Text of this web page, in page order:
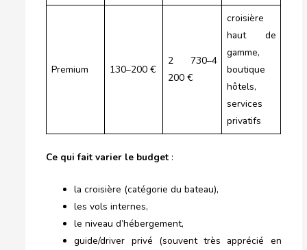
Premium 130–200 €
2 730–4
200 €
croisière
haut de
gamme,
boutique
hôtels,
services
privatifs
Ce qui fait varier le budget :
la croisière (catégorie du bateau),
les vols internes,
le niveau d’hébergement,
guide/driver privé (souvent très apprécié en